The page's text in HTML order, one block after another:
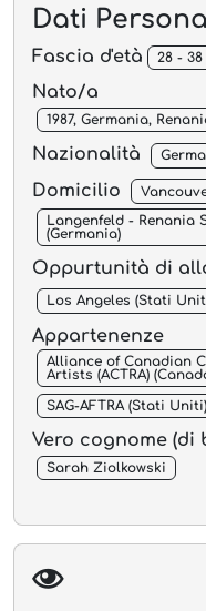
Dati
Fascia d'età 28 - 38
Nato/a
1987, Germania,
Nazionalità
Domicilio
Langenfeld - Renania
(Germania)
Oppurtunità di
Los Angeles (Stati
Appartenenze
Alliance of Canadian
Artists (ACTRA)
SAG-AFTRA (Stati Uniti)
Vero cognome (di
Sarah Ziolkowski